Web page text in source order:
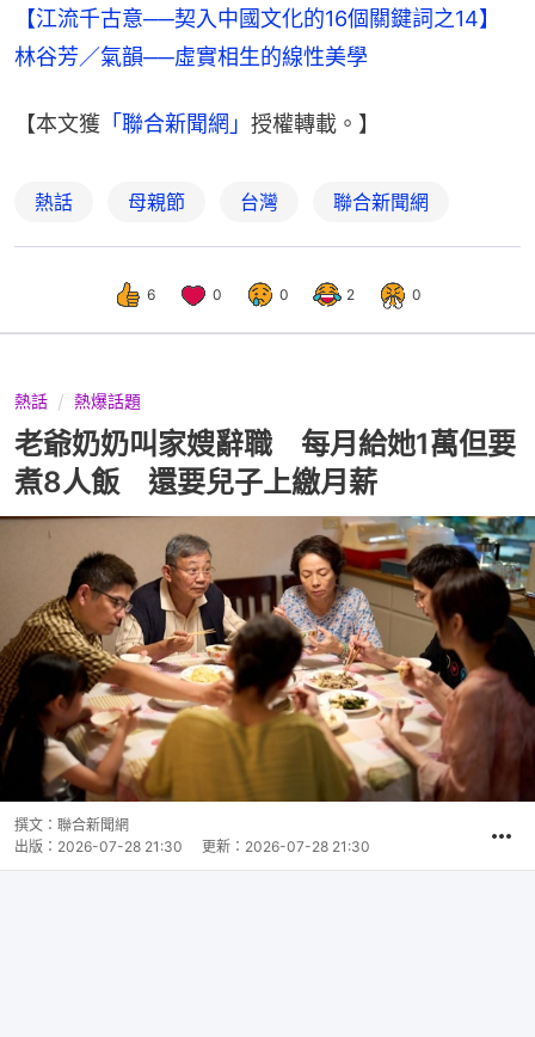
【江流千古意──契入中國文化的16個關鍵詞之14】
林谷芳／氣韻──虛實相生的線性美學
【本文獲 「聯合新聞網」 授權轉載。】
熱話 母親節 台灣 聯合新聞網
6 0 0 2 0
熱話 熱爆話題
老爺奶奶叫家嫂辭職 每月給她1萬但要
煮8人飯 還要兒子上繳月薪
撰文： 聯合新聞網
出版： 2026-07-28 21:30 更新： 2026-07-28 21:30